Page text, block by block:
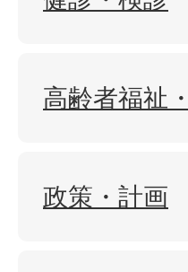
高齢者福祉
政策・計画